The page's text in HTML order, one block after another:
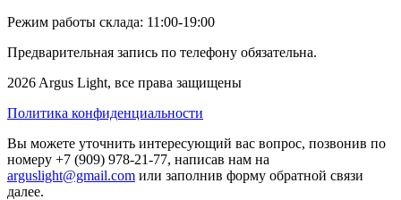
Режим работы склада: 11:00-19:00
Предварительная запись по телефону обязательна.
2026 Argus Light, все права защищены
Политика конфиденциальности
Вы можете уточнить интересующий вас вопрос, позвонив по
номеру +7 (909) 978-21-77, написав нам на
arguslight@gmail.com или заполнив форму обратной связи
далее.